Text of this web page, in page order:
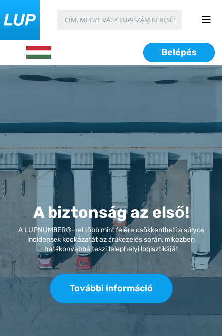
Belépés
A biztonság az első!
A LUPNUMBER®-rel több mint felére csökkentheti a súlyos
incidensek kockázatát az árukezelés során, miközben
hatékonyabbá teszi telephelyi logisztikáját
További információ